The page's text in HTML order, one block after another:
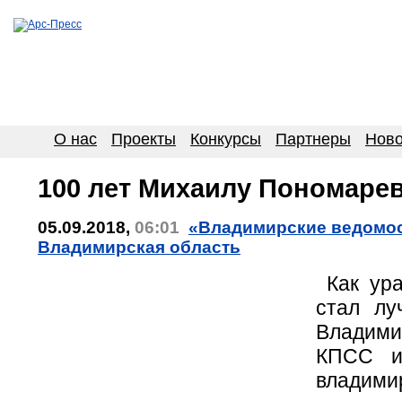
О нас Проекты Конкурсы Партнеры
100 лет Михаилу
05.09.2018, 06:01 «Владимирские
Владимирская область
Как
стал
КПСС